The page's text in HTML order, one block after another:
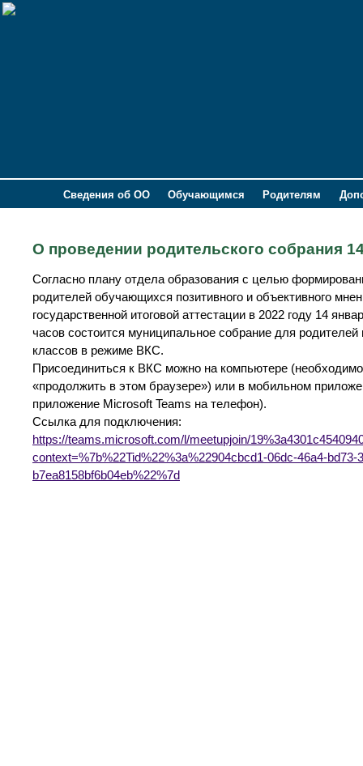
Сведения об ОО Обучающимся Родителям
О проведении родительского собрания
Согласно плану отдела образования с целью
родителей обучающихся позитивного и объективного
государственной итоговой аттестации в 2022 году 14
часов состоится муниципальное собрание для родителей
классов в режиме ВКС.
Присоединиться к ВКС можно на компьютере
«продолжить в этом браузере») или в мобильном
приложение Microsoft Teams на телефон).
Ссылка для подключения:
https://teams.microsoft.com/l/meetupjoin/
context=%7b%22Tid%22%3a%22904cbcd1-06dc-46a4-
b7ea8158bf6b04eb%22%7d